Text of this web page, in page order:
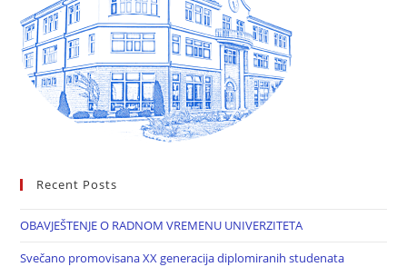
Recent Posts
OBAVJEŠTENJE O RADNOM VREMENU UNIVERZITETA
Svečano promovisana XX generacija diplomiranih studenata